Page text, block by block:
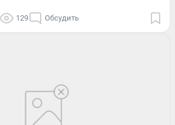
129 Обсудить